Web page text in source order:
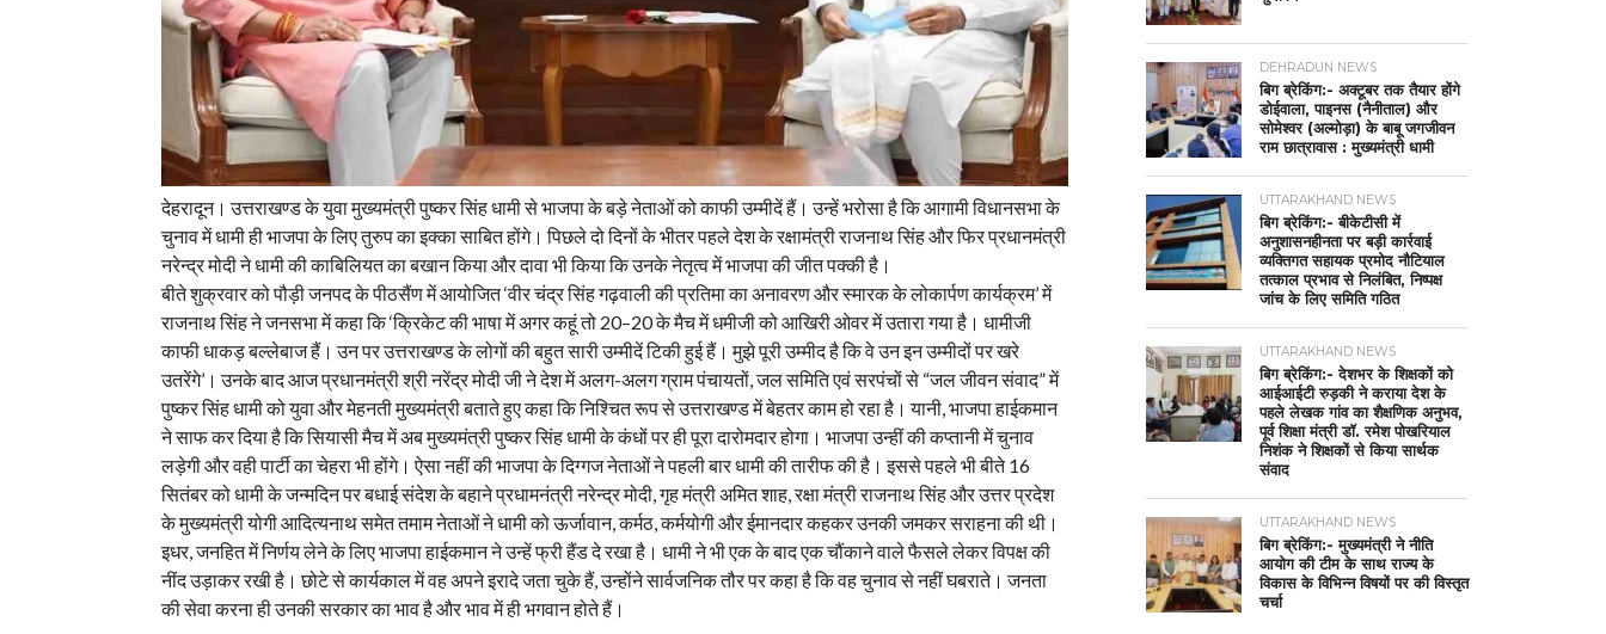
देहरादून। उत्तराखण्ड के युवा मुख्यमंत्री पुष्कर सिंह धामी से भाजपा के बड़े नेताओं को काफी उम्मीदें हैं। उन्हें भरोसा है कि आगामी विधानसभा के
चुनाव में धामी ही भाजपा के लिए तुरुप का इक्का साबित होंगे। पिछले दो दिनों के भीतर पहले देश के रक्षामंत्री राजनाथ सिंह और फिर प्रधानमंत्री
नरेन्द्र मोदी ने धामी की काबिलियत का बखान किया और दावा भी किया कि उनके नेतृत्व में भाजपा की जीत पक्की है।
बीते शुक्रवार को पौड़ी जनपद के पीठसैंण में आयोजित ‘वीर चंद्र सिंह गढ़वाली की प्रतिमा का अनावरण और स्मारक के लोकार्पण कार्यक्रम’ में
राजनाथ सिंह ने जनसभा में कहा कि ‘क्रिकेट की भाषा में अगर कहूं तो 20–20 के मैच में धमीजी को आखिरी ओवर में उतारा गया है। धामीजी
काफी धाकड़ बल्लेबाज हैं। उन पर उत्तराखण्ड के लोगों की बहुत सारी उम्मीदें टिकी हुई हैं। मुझे पूरी उम्मीद है कि वे उन इन उम्मीदों पर खरे
उतरेंगे’। उनके बाद आज प्रधानमंत्री श्री नरेंद्र मोदी जी ने देश में अलग-अलग ग्राम पंचायतों, जल समिति एवं सरपंचों से “जल जीवन संवाद” में
पुष्कर सिंह धामी को युवा और मेहनती मुख्यमंत्री बताते हुए कहा कि निश्चित रूप से उत्तराखण्ड में बेहतर काम हो रहा है। यानी, भाजपा हाईकमान
ने साफ कर दिया है कि सियासी मैच में अब मुख्यमंत्री पुष्कर सिंह धामी के कंधों पर ही पूरा दारोमदार होगा। भाजपा उन्हीं की कप्तानी में चुनाव
लड़ेगी और वही पार्टी का चेहरा भी होंगे। ऐसा नहीं की भाजपा के दिग्गज नेताओं ने पहली बार धामी की तारीफ की है। इससे पहले भी बीते 16
सितंबर को धामी के जन्मदिन पर बधाई संदेश के बहाने प्रधामनंत्री नरेन्द्र मोदी, गृह मंत्री अमित शाह, रक्षा मंत्री राजनाथ सिंह और उत्तर प्रदेश
के मुख्यमंत्री योगी आदित्यनाथ समेत तमाम नेताओं ने धामी को ऊर्जावान, कर्मठ, कर्मयोगी और ईमानदार कहकर उनकी जमकर सराहना की थी।
इधर, जनहित में निर्णय लेने के लिए भाजपा हाईकमान ने उन्हें फ्री हैंड दे रखा है। धामी ने भी एक के बाद एक चौंकाने वाले फैसले लेकर विपक्ष की
नींद उड़ाकर रखी है। छोटे से कार्यकाल में वह अपने इरादे जता चुके हैं, उन्होंने सार्वजनिक तौर पर कहा है कि वह चुनाव से नहीं घबराते। जनता
की सेवा करना ही उनकी सरकार का भाव है और भाव में ही भगवान होते हैं।
DEHRADUN NEWS
बिग ब्रेकिंग:- अक्टूबर तक तैयार होंगे
डोईवाला, पाइनस (नैनीताल) और
सोमेश्वर (अल्मोड़ा) के बाबू जगजीवन
राम छात्रावास : मुख्यमंत्री धामी
UTTARAKHAND NEWS
बिग ब्रेकिंग:- बीकेटीसी में
अनुशासनहीनता पर बड़ी कार्रवाई
व्यक्तिगत सहायक प्रमोद नौटियाल
तत्काल प्रभाव से निलंबित, निष्पक्ष
जांच के लिए समिति गठित
UTTARAKHAND NEWS
बिग ब्रेकिंग:- देशभर के शिक्षकों को
आईआईटी रुड़की ने कराया देश के
पहले लेखक गांव का शैक्षणिक अनुभव,
पूर्व शिक्षा मंत्री डॉ. रमेश पोखरियाल
निशंक ने शिक्षकों से किया सार्थक
संवाद
UTTARAKHAND NEWS
बिग ब्रेकिंग:- मुख्यमंत्री ने नीति
आयोग की टीम के साथ राज्य के
विकास के विभिन्न विषयों पर की विस्तृत
चर्चा